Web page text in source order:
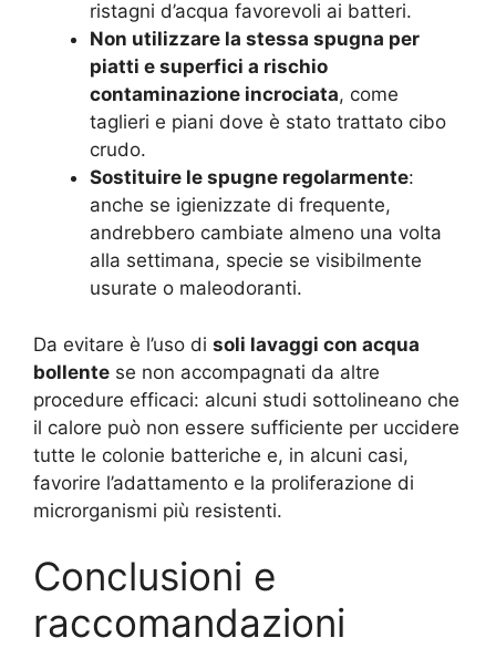
ristagni d’acqua favorevoli ai batteri.
Non utilizzare la stessa spugna per
piatti e superfici a rischio
contaminazione incrociata, come
taglieri e piani dove è stato trattato cibo
crudo.
Sostituire le spugne regolarmente:
anche se igienizzate di frequente,
andrebbero cambiate almeno una volta
alla settimana, specie se visibilmente
usurate o maleodoranti.
Da evitare è l’uso di soli lavaggi con acqua
bollente se non accompagnati da altre
procedure efficaci: alcuni studi sottolineano che
il calore può non essere sufficiente per uccidere
tutte le colonie batteriche e, in alcuni casi,
favorire l’adattamento e la proliferazione di
microrganismi più resistenti.
Conclusioni e
raccomandazioni